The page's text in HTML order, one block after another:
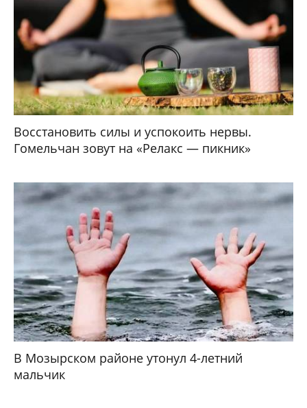
Восстановить силы и успокоить нервы.
Гомельчан зовут на «Релакс — пикник»
В Мозырском районе утонул 4-летний
мальчик